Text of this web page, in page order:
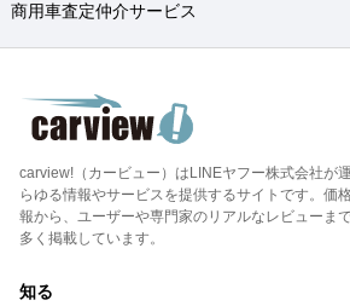
商用車査定仲介サービス
carview!（カービュー）はLINEヤフー株式会社が
らゆる情報やサービスを提供するサイトです。価
報から、ユーザーや専門家のリアルなレビューま
多く掲載しています。
知る